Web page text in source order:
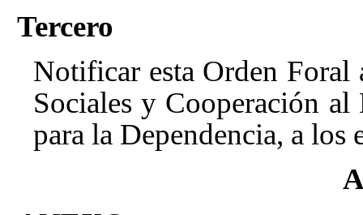
Tercero
Notificar esta Orden Foral
Sociales y Cooperación
para la Dependencia, a los